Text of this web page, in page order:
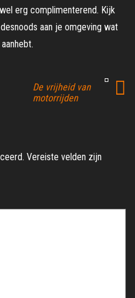
erg complimenterend. Kijk
aan je omgeving wat
De vrijheid van
motorrijden
Vereiste velden zijn